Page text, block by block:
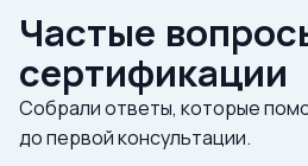
Частые
сертификации
Собрали ответы, которые
до первой консультации.